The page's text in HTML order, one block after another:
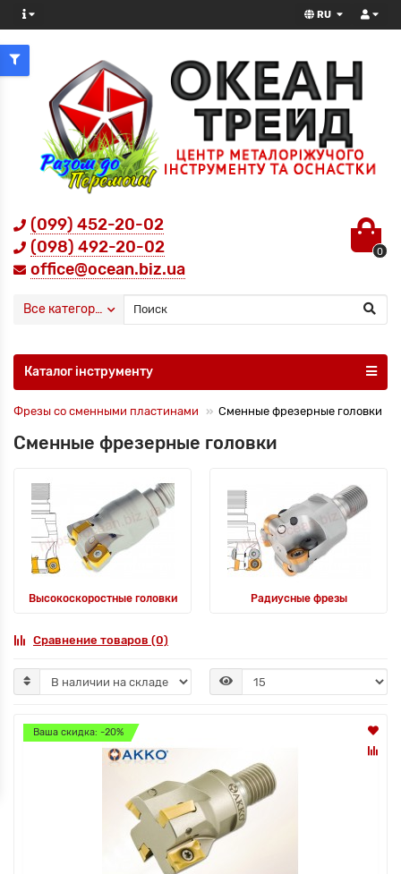
RU
(099) 452-20-02
(098) 492-20-02
office@ocean.biz.ua
0
Все категории
Каталог інструменту
Фрезы со сменными пластинами Сменные фрезерные головки
Сменные фрезерные головки
Высокоскоростные головки Радиусные фрезы
Сравнение товаров (0)
Ваша скидка: -20%